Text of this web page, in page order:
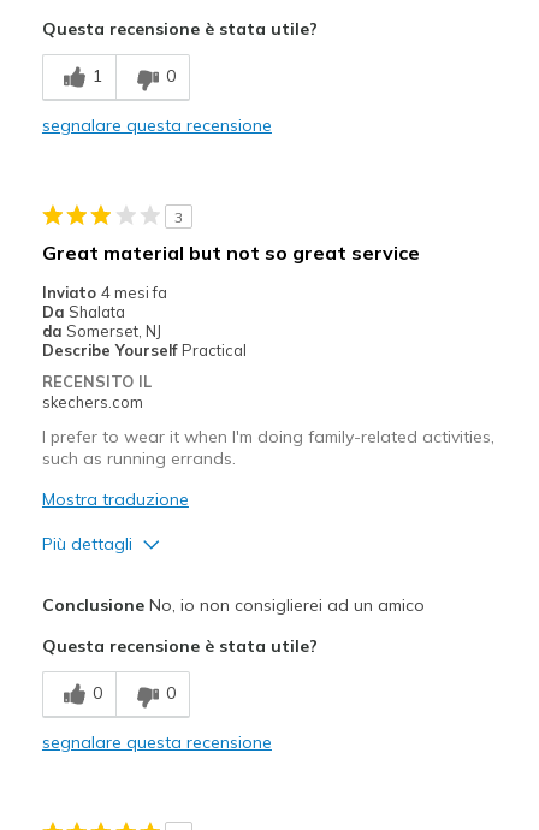
Stylish
Width
Sizing
Feels true to size
Questa recensione è stata utile?
1 0
segnalare questa recensione
3
Great material but not so great service
Inviato 4 mesi fa
Da Shalata
da Somerset, NJ
Describe Yourself Practical
RECENSITO IL
skechers.com
I prefer to wear it when I'm doing family-related activities,
such as running errands.
Mostra traduzione
Più dettagli
Migliori Utilizzi:
Casual Wear
View On Shoes
Shoes are for Wearing
ConclusioneNo, io non consiglierei ad un amico
Questa recensione è stata utile?
0 0
segnalare questa recensione